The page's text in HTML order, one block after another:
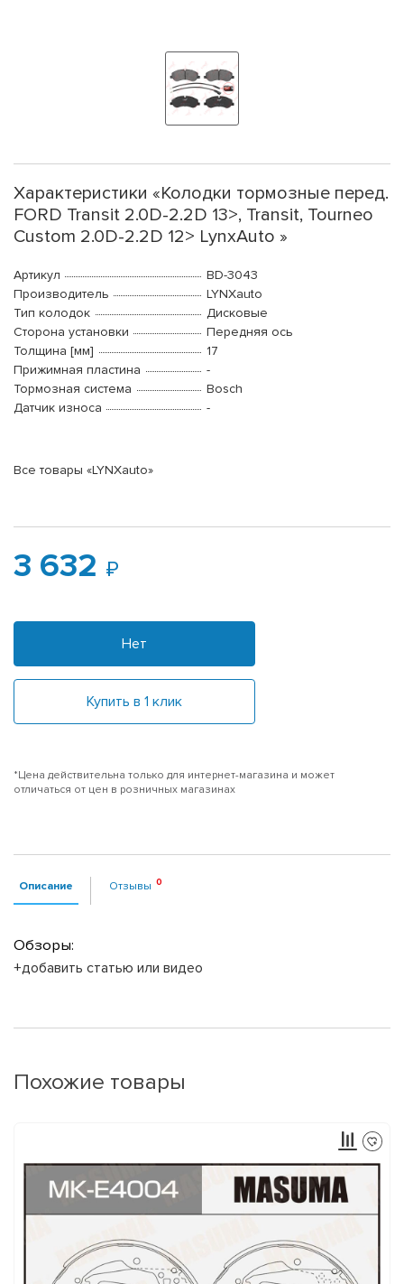
Характеристики «Колодки тормозные перед.
FORD Transit 2.0D-2.2D 13>, Transit, Tourneo
Custom 2.0D-2.2D 12> LynxAuto »
Артикул
BD-3043
Производитель
LYNXauto
Тип колодок
Дисковые
Сторона установки
Передняя ось
Толщина [мм]
17
Прижимная пластина
-
Тормозная система
Bosch
Датчик износа
-
Все товары «LYNXauto»
3 632
Нет
Купить в 1 клик
*Цена действительна только для интернет-магазина и может
отличаться от цен в розничных магазинах
Описание Отзывы
Обзоры:
+добавить статью или видео
Похожие товары